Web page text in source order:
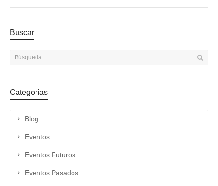
Buscar
Categorías
Blog
Eventos
Eventos Futuros
Eventos Pasados